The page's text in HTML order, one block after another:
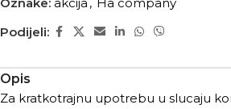
Podijeli:
Opis
Za kratkotrajnu upotrebu u slucaju